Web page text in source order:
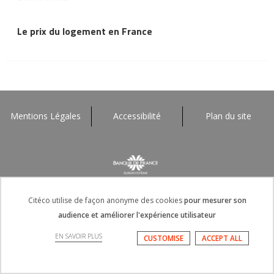
Le prix du logement en France
Mentions Légales Accessibilité Plan du site
Citéco utilise de façon anonyme des cookiespour mesurer son
audience et améliorer l'expérience utilisateur
EN SAVOIR PLUS ACCEPT ALL
CUSTOMISE